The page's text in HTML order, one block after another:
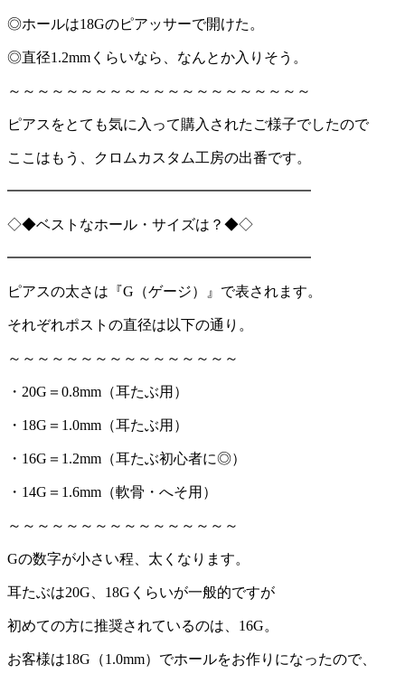
◎ホールは18Gのピアッサーで開けた。
◎直径1.2mm くらいなら、なんとか入りそう。
～～～～～～～～～～～～～～～～～～～～～
ピアスをとても気に入って購入されたご様子でしたので
ここはもう、クロムカスタム工房の出番です。
━━━━━━━━━━━━━━━━━━━━━
◇◆ベストなホール・サイズは？◆◇
━━━━━━━━━━━━━━━━━━━━━
ピアスの太さは『G （ゲージ）』で表されます。
それぞれポストの直径は以下の通り。
～～～～～～～～～～～～～～～～
・ 20G ＝ 0.8mm （耳たぶ用）
・ 18G ＝ 1.0mm （耳たぶ用）
・ 16G ＝ 1.2mm （耳たぶ初心者に◎）
・ 14G ＝ 1.6mm （軟骨・へそ用）
～～～～～～～～～～～～～～～～
Gの数字が小さい程、太くなります。
耳たぶは20G 18G くらいが一般的ですが
初めての方に推奨されているのは、 16G。
お客様は18G （1.0mm）でホールをお作りになったので、